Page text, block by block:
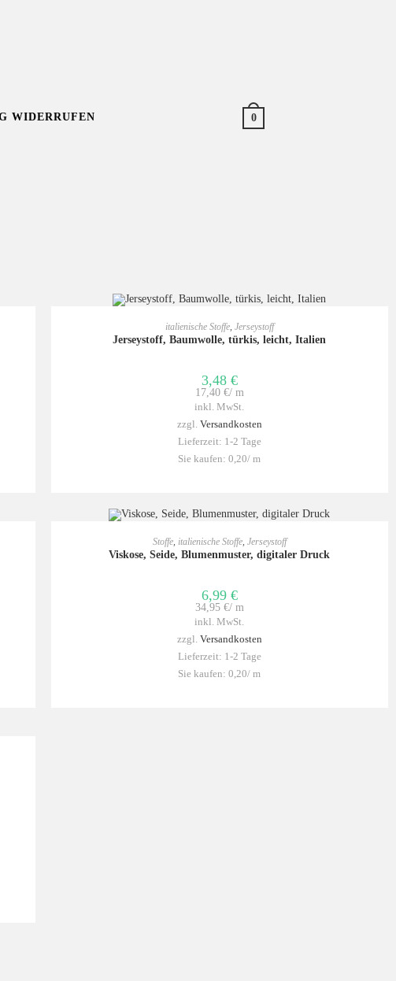
WIDERRUFEN 0
IN DEN WARENKORB
italienische Stoffe, Jerseystoff
Jerseystoff, Baumwolle, türkis, leicht, Italien
3,48 €
17,40 €/ m
inkl. MwSt.
zzgl. Versandkosten
Lieferzeit: 1-2 Tage
Sie kaufen: 0,20/m
IN DEN WARENKORB
Stoffe, italienische Stoffe, Jerseystoff
Viskose, Seide, Blumenmuster, digitaler Druck
6,99 €
34,95 €/ m
inkl. MwSt.
zzgl. Versandkosten
Lieferzeit: 1-2 Tage
Sie kaufen: 0,20/m